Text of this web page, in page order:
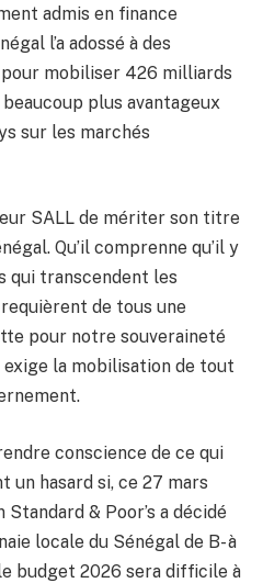
admis en finance
l’a adossé à des
mobiliser 426 milliards
plus avantageux
sur les marchés
SALL de mériter son titre
Qu’il comprenne qu’il y
qui transcendent les
de tous une
pour notre souveraineté
la mobilisation de tout
conscience de ce qui
un hasard si, ce 27 mars
& Poor’s a décidé
locale du Sénégal de B- à
budget 2026 sera difficile à